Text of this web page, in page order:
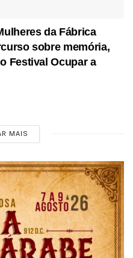
da Fábrica
sobre memória,
Festival Ocupar a
MAIS